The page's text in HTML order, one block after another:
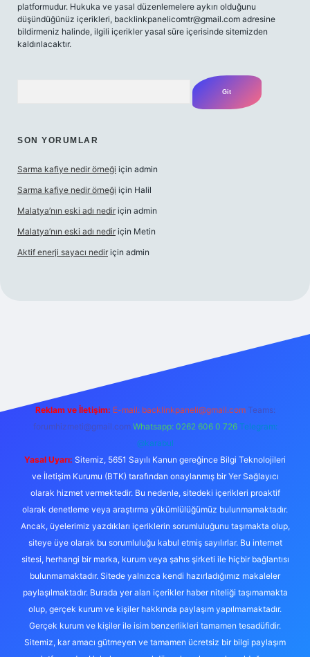
platformudur. Hukuka ve yasal düzenlemelere aykırı olduğunu
düşündüğünüz içerikleri, backlinkpanelicomtr@gmail.com adresine
bildirmeniz halinde, ilgili içerikler yasal süre içerisinde sitemizden
kaldırılacaktır.
SON YORUMLAR
Sarma kafiye nedir örneği için admin
Sarma kafiye nedir örneği için Halil
Malatya’nın eski adı nedir için admin
Malatya’nın eski adı nedir için Metin
Aktif enerji sayacı nedir için admin
Reklam ve İletişim: E-mail: backlinkpaneli@gmail.com Teams:
forumhizmeti@gmail.com Whatsapp: 0262 606 0 726 Telegram:
@karabul
Yasal Uyarı: Sitemiz, 5651 Sayılı Kanun gereğince Bilgi Teknolojileri
ve İletişim Kurumu (BTK) tarafından onaylanmış bir Yer Sağlayıcı
olarak hizmet vermektedir. Bu nedenle, sitedeki içerikleri proaktif
olarak denetleme veya araştırma yükümlülüğümüz bulunmamaktadır.
Ancak, üyelerimiz yazdıkları içeriklerin sorumluluğunu taşımakta olup,
siteye üye olarak bu sorumluluğu kabul etmiş sayılırlar. Bu internet
sitesi, herhangi bir marka, kurum veya şahıs şirketi ile hiçbir bağlantısı
bulunmamaktadır. Sitede yalnızca kendi hazırladığımız makaleler
paylaşılmaktadır. Burada yer alan içerikler haber niteliği taşımamakta
olup, gerçek kurum ve kişiler hakkında paylaşım yapılmamaktadır.
Gerçek kurum ve kişiler ile isim benzerlikleri tamamen tesadüfidir.
Sitemiz, kar amacı gütmeyen ve tamamen ücretsiz bir bilgi paylaşım